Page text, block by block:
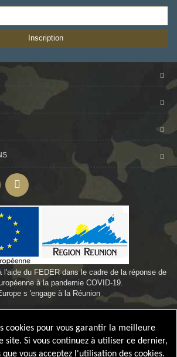
Inscription
l'aide du FEDER dans le cadre de la réponse de
à la pandemie COVID-19.
s 'engage à la Réunion
cookies pour vous garantir la meilleure
site. Si vous continuez à utiliser ce dernier,
que vous acceptez l'utilisation des cookies.